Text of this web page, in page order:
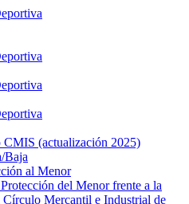
(actualización 2025)
Baja
al Menor
del Menor frente a la
Mercantil e Industrial de